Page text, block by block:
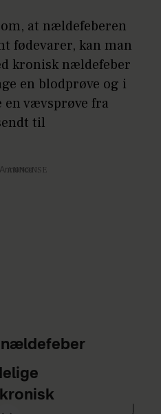
at nældefeberen
fødevarer, kan man
kronisk nældefeber
en blodprøve og i
vævsprøve fra
til
Annonce
nældefeber